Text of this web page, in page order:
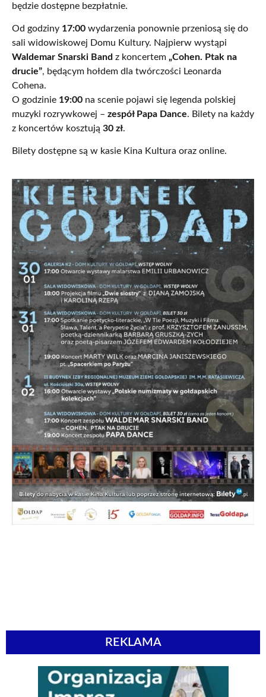
będzie dostępne bezpłatnie.
Od godziny 17:00 wydarzenia ponownie przeniosą się do
sali widowiskowej Domu Kultury. Najpierw wystąpi
Waldemar Snarski Band z koncertem „Cohen. Ptak na
drucie”, będącym hołdem dla twórczości Leonarda
Cohena.
O godzinie 19:00 na scenie pojawi się legenda polskiej
muzyki rozrywkowej – zespół Papa Dance. Bilety na każdy
z koncertów kosztują 30 zł.
Bilety dostępne są w kasie Kina Kultura oraz online.
REKLAMA